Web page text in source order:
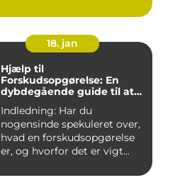
18. jan
Hjælp til
Forskudsopgørelse: En
dybdegående guide til at
skatteansættelse
Indledning: Har du
nogensinde spekuleret over,
hvad en forskudsopgørelse
er, og hvorfor det er vigt...